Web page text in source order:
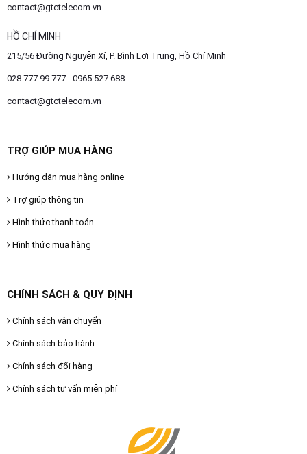
contact@gtctelecom.vn
HỒ CHÍ MINH
215/56 Đường Nguyễn Xí, P. Bình Lợi Trung, Hồ Chí Minh
028.777.99.777 - 0965 527 688
contact@gtctelecom.vn
TRỢ GIÚP MUA HÀNG
Hướng dẫn mua hàng online
Trợ giúp thông tin
Hình thức thanh toán
Hình thức mua hàng
CHÍNH SÁCH & QUY ĐỊNH
Chính sách vận chuyển
Chính sách bảo hành
Chính sách đổi hàng
Chính sách tư vấn miễn phí